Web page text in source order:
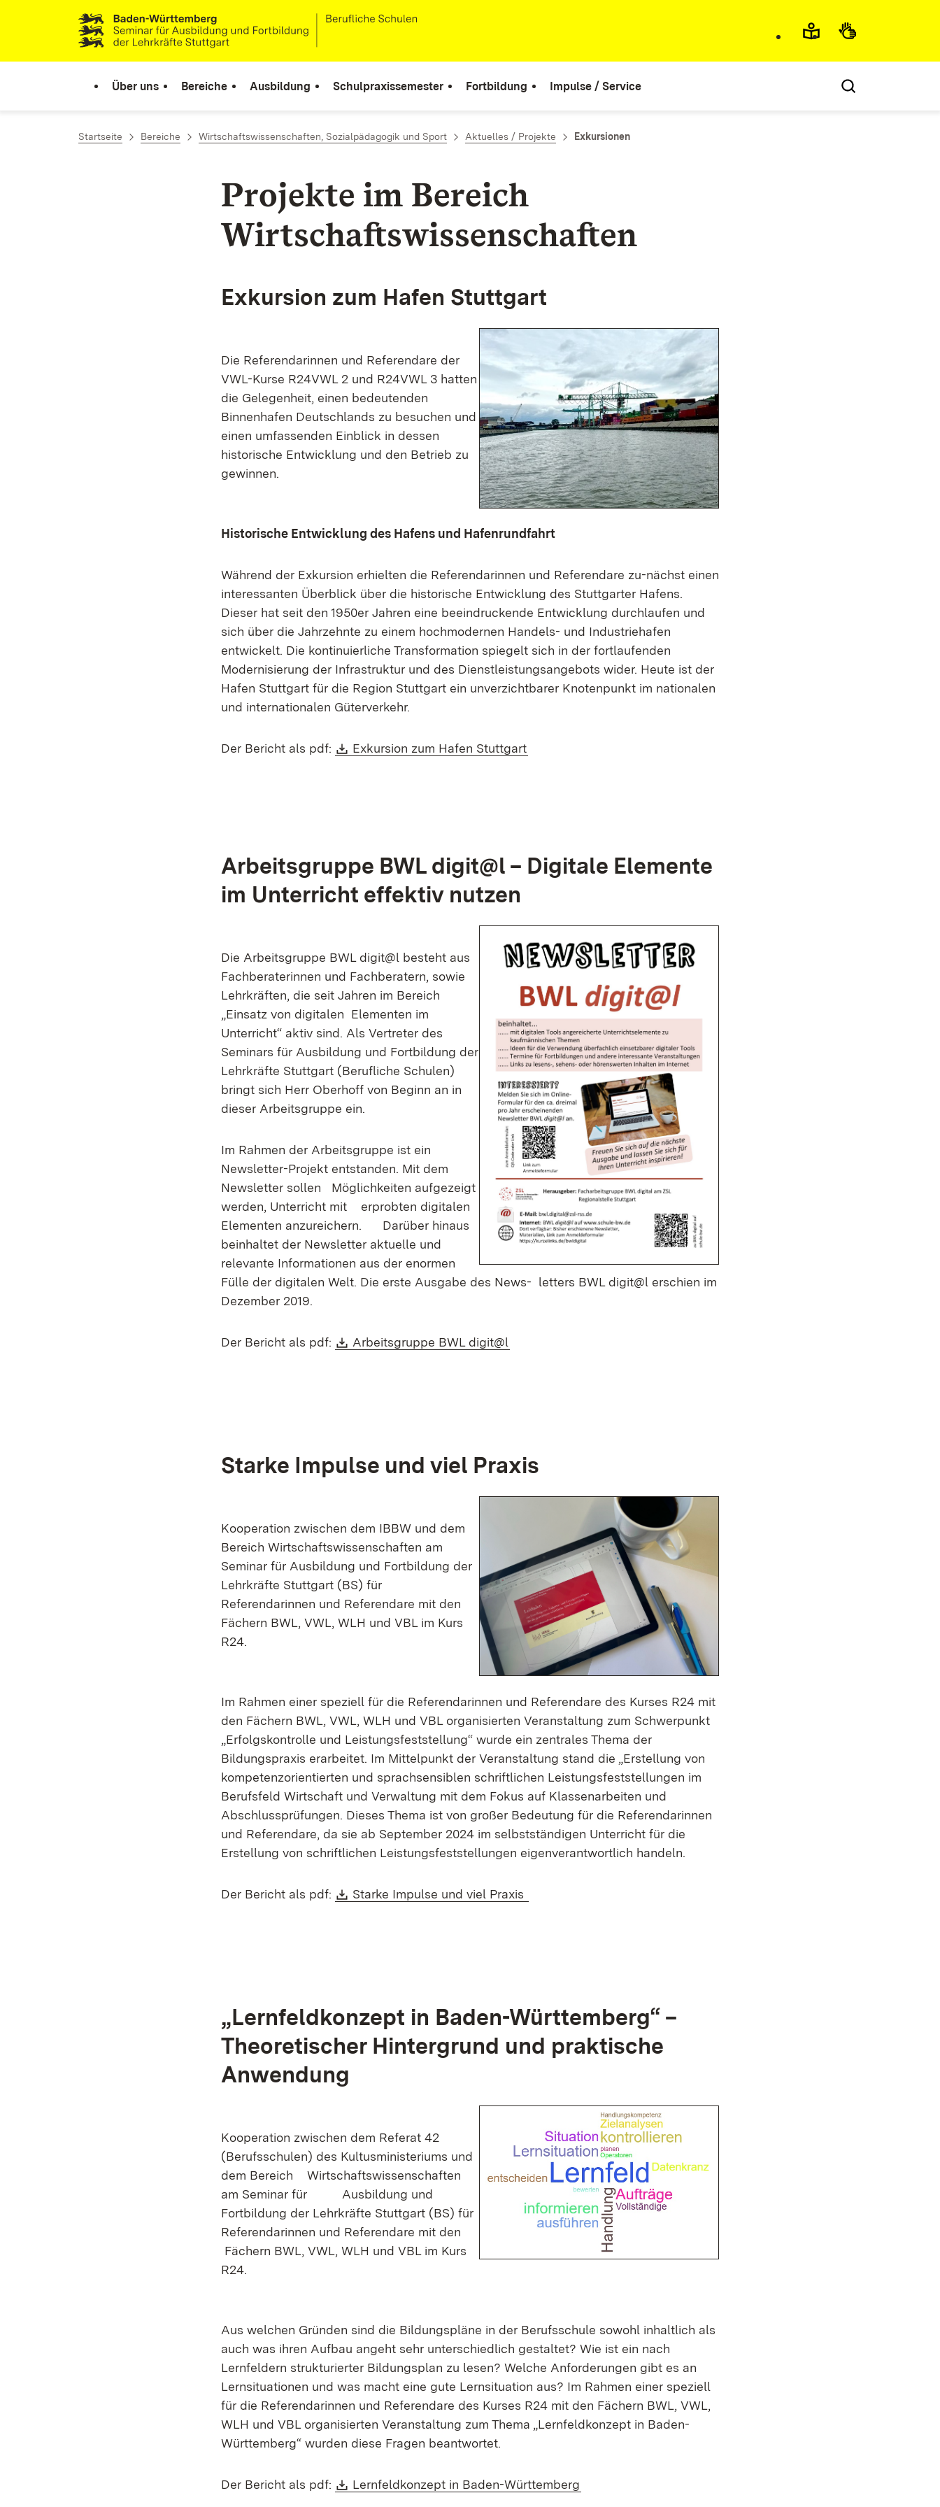
Zum Inhalt springen
Link zur Startseite
Über uns Bereiche Ausbildung Schulpraxissemester Fortbildung Impulse / Service
Startseite Bereiche Wirtschaftswissenschaften, Sozialpädagogik und Sport Aktuelles / Projekte Exkursionen
Projekte im Bereich
Wirtschaftswissenschaften
Exkursion zum Hafen Stuttgart
Die Referendarinnen und Referendare der
VWL-Kurse R24VWL 2 und R24VWL 3 hatten
die Gelegenheit, einen bedeutenden
Binnenhafen Deutschlands zu besuchen und
einen umfassenden Einblick in dessen
historische Entwicklung und den Betrieb zu
gewinnen.
Historische Entwicklung des Hafens und Hafenrundfahrt
Während der Exkursion erhielten die Referendarinnen und Referendare zu-nächst einen
interessanten Überblick über die historische Entwicklung des Stuttgarter Hafens.
Dieser hat seit den 1950er Jahren eine beeindruckende Entwicklung durchlaufen und
sich über die Jahrzehnte zu einem hochmodernen Handels- und Industriehafen
entwickelt. Die kontinuierliche Transformation spiegelt sich in der fortlaufenden
Modernisierung der Infrastruktur und des Dienstleistungsangebots wider. Heute ist der
Hafen Stuttgart für die Region Stuttgart ein unverzichtbarer Knotenpunkt im nationalen
und internationalen Güterverkehr.
Der Bericht als pdf: Download:
Exkursion zum Hafen Stuttgart
Arbeitsgruppe BWL digit@l – Digitale Elemente
im Unterricht effektiv nutzen
Die Arbeitsgruppe BWL digit@l besteht aus
Fachberaterinnen und Fachberatern, sowie
Lehrkräften, die seit Jahren im Bereich
„Einsatz von digitalen Elementen im
Unterricht“ aktiv sind. Als Vertreter des
Seminars für Ausbildung und Fortbildung der
Lehrkräfte Stuttgart (Berufliche Schulen)
bringt sich Herr Oberhoff von Beginn an in
dieser Arbeitsgruppe ein.
Im Rahmen der Arbeitsgruppe ist ein
Newsletter-Projekt entstanden. Mit dem
Newsletter sollen Möglichkeiten aufgezeigt
werden, Unterricht mit erprobten digitalen
Elementen anzureichern. Darüber hinaus
beinhaltet der Newsletter aktuelle und
relevante Informationen aus der enormen
Fülle der digitalen Welt. Die erste Ausgabe des News- letters BWL digit@l erschien im
Dezember 2019.
Der Bericht als pdf: Download:
Arbeitsgruppe BWL digit@l
Starke Impulse und viel Praxis
Kooperation zwischen dem IBBW und dem
Bereich Wirtschaftswissenschaften am
Seminar für Ausbildung und Fortbildung der
Lehrkräfte Stuttgart (BS) für
Referendarinnen und Referendare mit den
Fächern BWL, VWL, WLH und VBL im Kurs
R24.
Im Rahmen einer speziell für die Referendarinnen und Referendare des Kurses R24 mit
den Fächern BWL, VWL, WLH und VBL organisierten Veranstaltung zum Schwerpunkt
„Erfolgskontrolle und Leistungsfeststellung“ wurde ein zentrales Thema der
Bildungspraxis erarbeitet. Im Mittelpunkt der Veranstaltung stand die „Erstellung von
kompetenzorientierten und sprachsensiblen schriftlichen Leistungsfeststellungen im
Berufsfeld Wirtschaft und Verwaltung mit dem Fokus auf Klassenarbeiten und
Abschlussprüfungen. Dieses Thema ist von großer Bedeutung für die Referendarinnen
und Referendare, da sie ab September 2024 im selbstständigen Unterricht für die
Erstellung von schriftlichen Leistungsfeststellungen eigenverantwortlich handeln.
Der Bericht als pdf: Download:
Starke Impulse und viel Praxis
„Lernfeldkonzept in Baden-Württemberg“ –
Theoretischer Hintergrund und praktische
Anwendung
Kooperation zwischen dem Referat 42
(Berufsschulen) des Kultusministeriums und
dem Bereich Wirtschaftswissenschaften
am Seminar für Ausbildung und
Fortbildung der Lehrkräfte Stuttgart (BS) für
Referendarinnen und Referendare mit den
Fächern BWL, VWL, WLH und VBL im Kurs
R24.
Aus welchen Gründen sind die Bildungspläne in der Berufsschule sowohl inhaltlich als
auch was ihren Aufbau angeht sehr unterschiedlich gestaltet? Wie ist ein nach
Lernfeldern strukturierter Bildungsplan zu lesen? Welche Anforderungen gibt es an
Lernsituationen und was macht eine gute Lernsituation aus? Im Rahmen einer speziell
für die Referendarinnen und Referendare des Kurses R24 mit den Fächern BWL, VWL,
WLH und VBL organisierten Veranstaltung zum Thema „Lernfeldkonzept in Baden-
Württemberg“ wurden diese Fragen beantwortet.
Der Bericht als pdf: Download:
Lernfeldkonzept in Baden-Württemberg